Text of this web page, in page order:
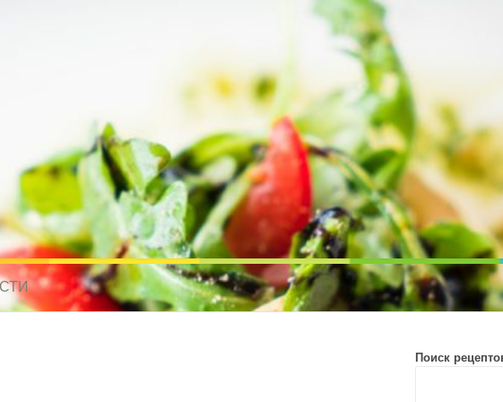
рецепты для всех
РЕЦЕПТЫ ДЛЯ МУЛЬТИВАРКИ. РЕЦЕПТЫ ДЛЯ МИКРОВОЛНОВОЙ ПЕЧИ.
Поиск